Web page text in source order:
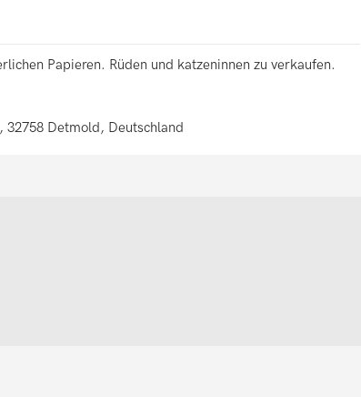
Papieren. Rüden und katzeninnen zu verkaufen.
32758 Detmold, Deutschland